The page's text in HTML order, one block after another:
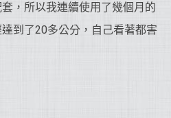
，所以我連續使用了幾個月的
到了20多公分，自己看著都害